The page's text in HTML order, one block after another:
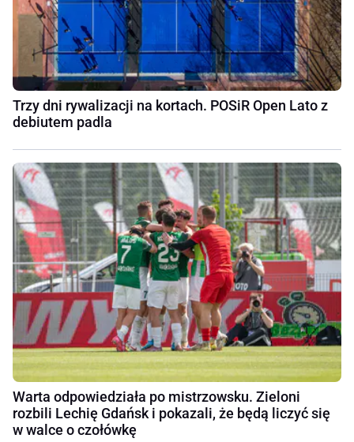
Trzy dni rywalizacji na kortach. POSiR Open Lato z
debiutem padla
Warta odpowiedziała po mistrzowsku. Zieloni
rozbili Lechię Gdańsk i pokazali, że będą liczyć się
w walce o czołówkę